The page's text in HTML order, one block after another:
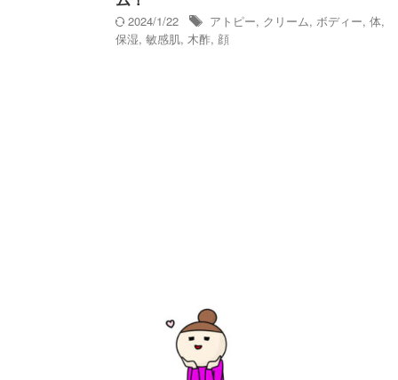
2024/1/22 アトピー, クリーム, ボディー, 体,
保湿, 敏感肌, 木酢, 顔